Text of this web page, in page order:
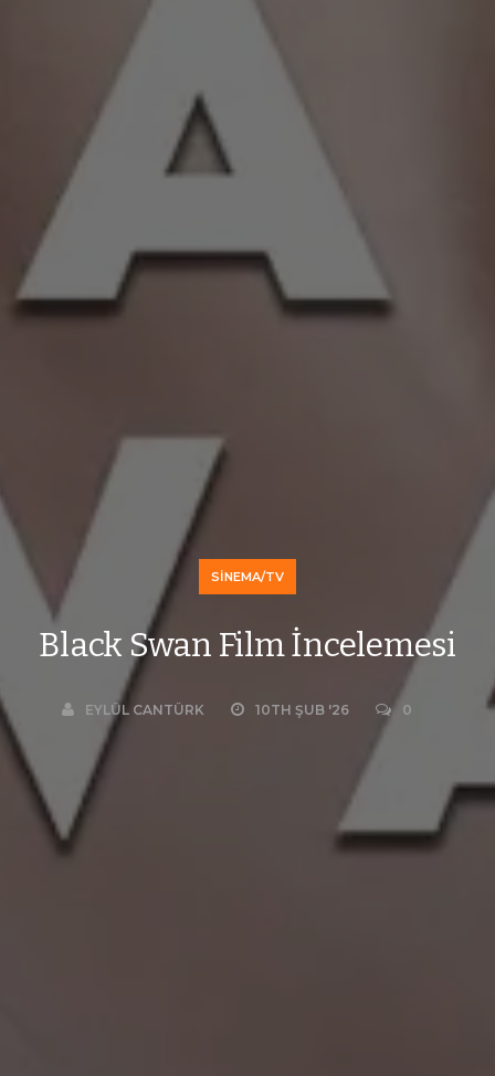
SINEMA/TV
Black Swan Film İncelemesi
EYLÜL CANTÜRK 10TH ŞUB '26 0